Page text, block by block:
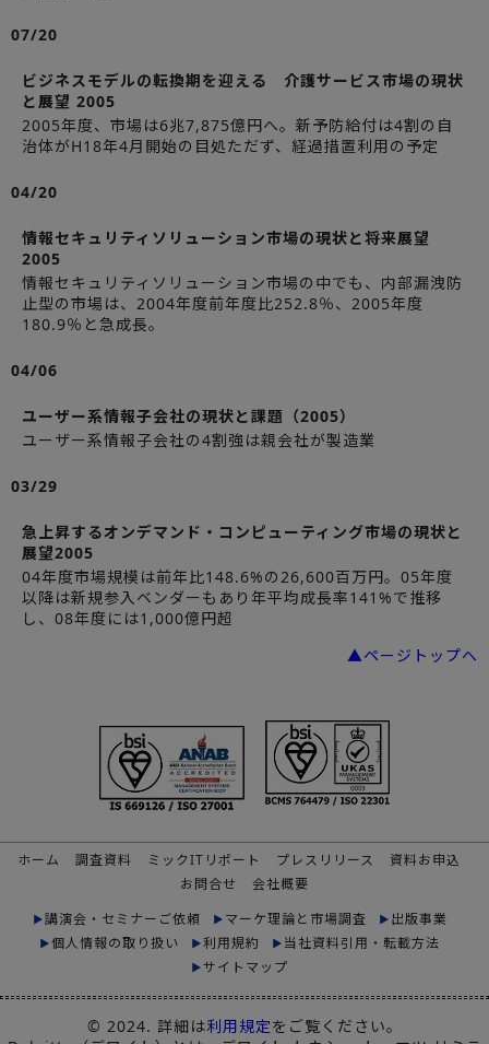
07/20
ビジネスモデルの転換期を迎える 介護サービス市場の現状
と展望 2005
2005年度、市場は6兆7,875億円へ。新予防給付は4割の自
治体がH18年4月開始の目処ただず、経過措置利用の予定
04/20
情報セキュリティソリューション市場の現状と将来展望
2005
情報セキュリティソリューション市場の中でも、内部漏洩防
止型の市場は、2004年度前年度比252.8％、2005年度
180.9％と急成長。
04/06
ユーザー系情報子会社の現状と課題（2005）
ユーザー系情報子会社の4割強は親会社が製造業
03/29
急上昇するオンデマンド・コンピューティング市場の現状と
展望2005
04年度市場規模は前年比148.6%の26,600百万円。05年度
以降は新規参入ベンダーもあり年平均成長率141%で推移
し、08年度には1,000億円超
▲ページトップへ
ホーム 調査資料 ミックITリポート プレスリリース
資料お申込
お問合せ
会社概要
講演会・セミナーご依頼
マーケ理論と市場調査
出版事業
個人情報の取り扱い
利用規約
当社資料引用・転載方法
サイトマップ
© 2024. 詳細は利用規定をご覧ください。